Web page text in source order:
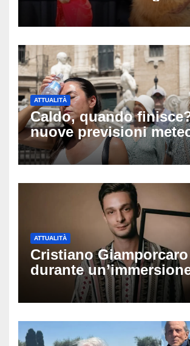
due bambini di 4 e 6
miss Kiara Bowling
ATTUALITÀ
Caldo, quando
nuove previsioni
Ferragosto: ecco
potrebbe arrivare la
ATTUALITÀ
Cristiano
durante
Lampedusa: aperta
un’inchiesta per
tragedia